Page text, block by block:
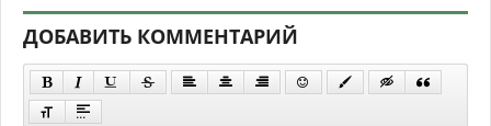
ДОБАВИТЬ КОММЕНТАРИЙ